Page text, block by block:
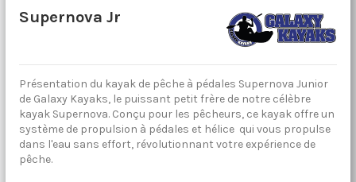
Supernova Jr
Présentation du kayak de pêche à pédales Supernova Junior
de Galaxy Kayaks, le puissant petit frère de notre célèbre
kayak Supernova. Conçu pour les pêcheurs, ce kayak offre un
système de propulsion à pédales et hélice qui vous propulse
dans l'eau sans effort, révolutionnant votre expérience de
pêche.